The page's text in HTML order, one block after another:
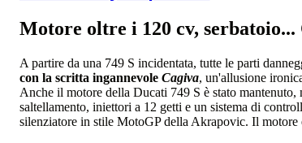
Motore oltre i 120 cv, serbatoio...
A partire da una 749 S incidentata, tutte le parti
con la scritta ingannevole Cagiva, un'allusione
Anche il motore della Ducati 749 S è stato mantenuto,
saltellamento, iniettori a 12 getti e un sistema di
silenziatore in stile MotoGP della Akrapovic. Il motore